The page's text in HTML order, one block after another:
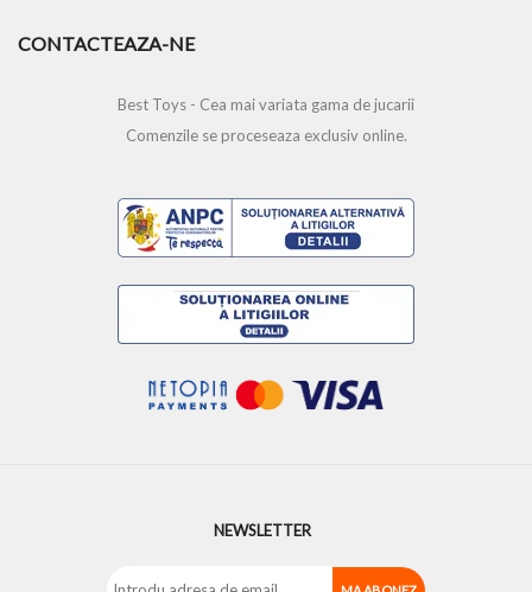
CONTACTEAZA-NE
Best Toys - Cea mai variata gama de jucarii
Comenzile se proceseaza exclusiv online.
NEWSLETTER